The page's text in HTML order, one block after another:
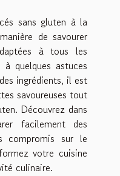
sans gluten à la
de savourer
à tous les
quelques astuces
ingrédients, il est
savoureuses tout
Découvrez dans
facilement des
compromis sur le
votre cuisine
culinaire.